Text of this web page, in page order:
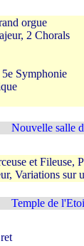
orgue
2 Chorals
Symphonie
Nouvelle salle
et Fileuse,
Variations sur
Temple de